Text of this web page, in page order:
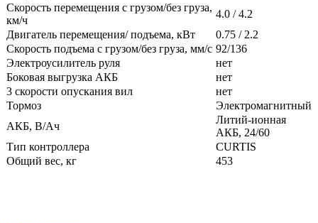
Скорость перемещения с грузом/без груза,
км/ч
4.0 / 4.2
Двигатель перемещения/ подъема, кВт
0.75 / 2.2
Скорость подъема с грузом/без груза, мм/с 92/136
Электроусилитель руля
нет
Боковая выгрузка АКБ
нет
3 скорости опускания вил
нет
Тормоз
Электромагнитный
АКБ, В/Ач
Литий-ионная
АКБ, 24/60
Тип контроллера
CURTIS
Общий вес, кг
453